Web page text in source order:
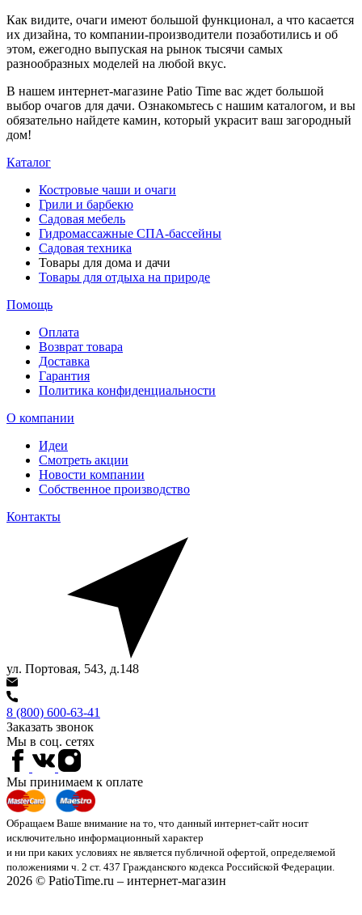
Как видите, очаги имеют большой функционал, а что касается
их дизайна, то компании-производители позаботились и об
этом, ежегодно выпуская на рынок тысячи самых
разнообразных моделей на любой вкус.
В нашем интернет-магазине Patio Time вас ждет большой
выбор очагов для дачи. Ознакомьтесь с нашим каталогом, и вы
обязательно найдете камин, который украсит ваш загородный
дом!
Каталог
Костровые чаши и очаги
Грили и барбекю
Садовая мебель
Гидромассажные СПА-бассейны
Садовая техника
Товары для дома и дачи
Товары для отдыха на природе
Помощь
Оплата
Возврат товара
Доставка
Гарантия
Политика конфиденциальности
О компании
Идеи
Смотреть акции
Новости компании
Собственное производство
Контакты
ул. Портовая, 543, д.148
8 (800) 600-63-41
Заказать звонок
Мы в соц. сетях
Мы принимаем к оплате
Обращаем Ваше внимание на то, что данный интернет-сайт носит
исключительно информационный характер
и ни при каких условиях не является публичной офертой, определяемой
положениями ч. 2 ст. 437 Гражданского кодекса Российской Федерации.
2026 © PatioTime.ru – интернет-магазин